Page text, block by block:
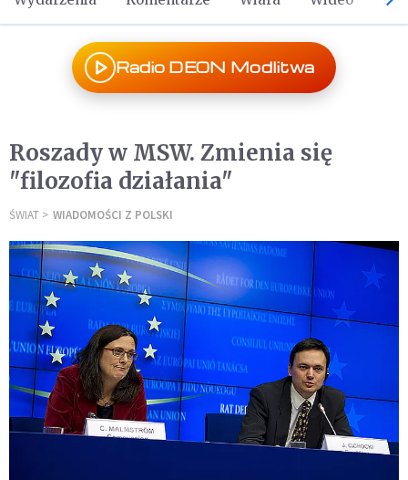
Radio DEON Modlitwa
Roszady w MSW. Zmienia się
"filozofia działania"
ŚWIAT WIADOMOŚCI Z POLSKI